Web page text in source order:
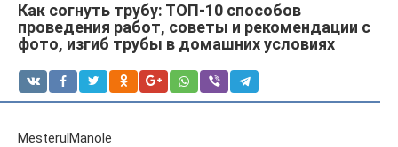
Как согнуть трубу: ТОП-10 способов
проведения работ, советы и рекомендации с
фото, изгиб трубы в домашних условиях
MesterulManole